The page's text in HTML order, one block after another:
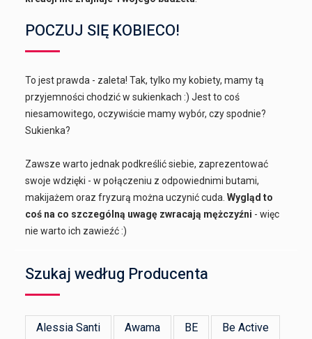
POCZUJ SIĘ KOBIECO!
To jest prawda - zaleta! Tak, tylko my kobiety, mamy tą
przyjemności chodzić w sukienkach :) Jest to coś
niesamowitego, oczywiście mamy wybór, czy spodnie?
Sukienka?
Zawsze warto jednak podkreślić siebie, zaprezentować
swoje wdzięki - w połączeniu z odpowiednimi butami,
makijażem oraz fryzurą można uczynić cuda.Wygląd to
coś na co szczególną uwagę zwracają mężczyźni - więc
nie warto ich zawieźć :)
Szukaj według Producenta
Alessia Santi Awama BE Be Active